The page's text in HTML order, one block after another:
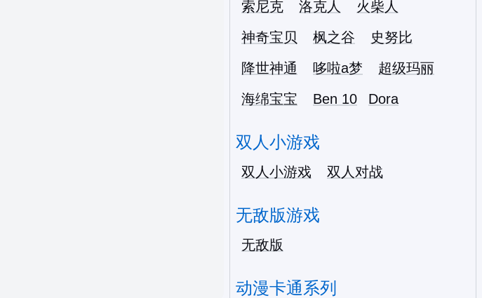
索尼克
洛克人
火柴人
神奇宝贝
枫之谷
史努比
降世神通
哆啦a梦
超级玛丽
海绵宝宝
Ben 10 Dora
双人小游戏
双人小游戏 双人对战
无敌版游戏
无敌版
动漫卡通系列